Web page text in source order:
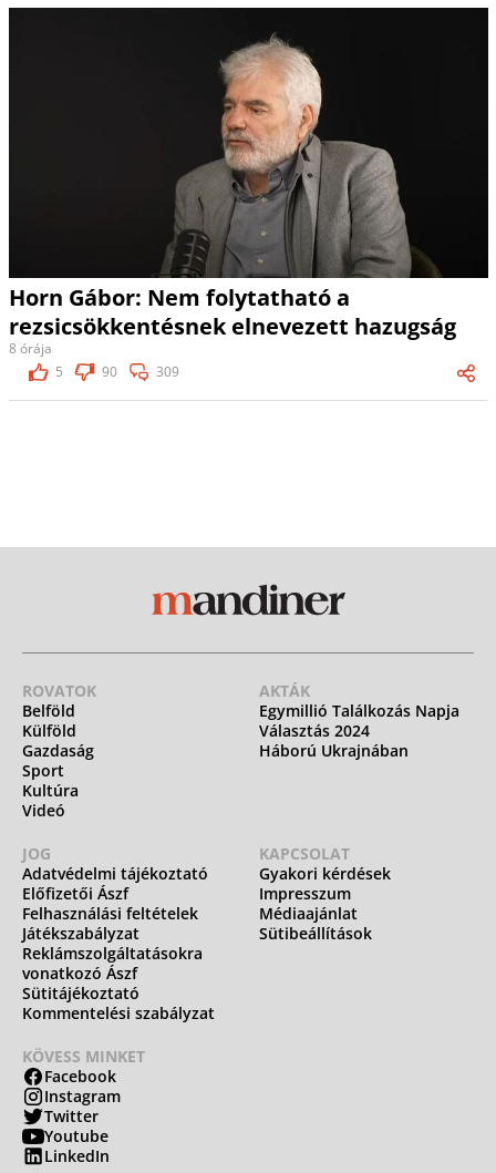
Horn Gábor: Nem folytatható a
rezsicsökkentésnek elnevezett hazugság
8 órája
5
90 309
ROVATOK
Belföld
Külföld
Gazdaság
Sport
Kultúra
Videó
AKTÁK
Egymillió Találkozás Napja
Választás 2024
Háború Ukrajnában
JOG
Adatvédelmi tájékoztató
Előfizetői Ászf
Felhasználási feltételek
Játékszabályzat
Reklámszolgáltatásokra
vonatkozó Ászf
Sütitájékoztató
Kommentelési szabályzat
KAPCSOLAT
Gyakori kérdések
Impresszum
Médiaajánlat
Sütibeállítások
KÖVESS MINKET
Facebook
Instagram
Twitter
Youtube
LinkedIn